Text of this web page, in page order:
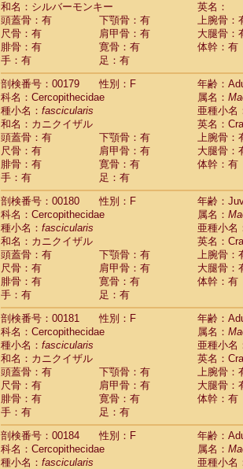
和名：シルバーモンキー
英名：
頭蓋骨：有
下顎骨：有
上腕骨：
尺骨：有
肩甲骨：有
大腿骨：
腓骨：有
寛骨：有
体幹：有
手：有
足：有
剖検番号：00179
性別：F
年齢：
科名：Cercopithecidae
属名：
種小名： fascicularis
亜種小名
和名：カニクイザル
英名：
頭蓋骨：有
下顎骨：有
上腕骨：
尺骨：有
肩甲骨：有
大腿骨：
腓骨：有
寛骨：有
体幹：有
手：有
足：有
剖検番号：00180
性別：F
年齢：
科名：Cercopithecidae
属名：
種小名： fascicularis
亜種小名
和名：カニクイザル
英名：
頭蓋骨：有
下顎骨：有
上腕骨：
尺骨：有
肩甲骨：有
大腿骨：
腓骨：有
寛骨：有
体幹：有
手：有
足：有
剖検番号：00181
性別：F
年齢：
科名：Cercopithecidae
属名：
種小名： fascicularis
亜種小名
和名：カニクイザル
英名：
頭蓋骨：有
下顎骨：有
上腕骨：
尺骨：有
肩甲骨：有
大腿骨：
腓骨：有
寛骨：有
体幹：有
手：有
足：有
剖検番号：00184
性別：F
年齢：
科名：Cercopithecidae
属名：
種小名： fascicularis
亜種小名